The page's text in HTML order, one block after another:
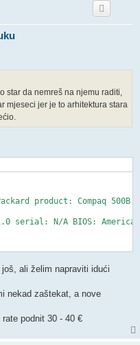
star da nemreš na njemu raditi,
mjeseci jer je to arhitektura stara
product: Compaq 500B
serial: N/A BIOS:
ali želim napraviti idući
nekad zaštekat, a nove
podnit 30 - 40 €